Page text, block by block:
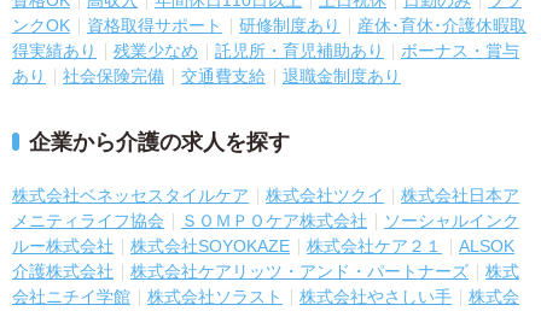
ンクOK
資格取得サポート 研修制度あり
産休･育休･介護休暇取
得実績あり
残業少なめ 託児所・育児補助あり
ボーナス・賞与
あり
社会保険完備 交通費支給 退職金制度あり
企業から介護の求人を探す
株式会社ベネッセスタイルケア 株式会社ツクイ
株式会社日本ア
メニティライフ協会
ＳＯＭＰＯケア株式会社
ソーシャルインク
ルー株式会社
株式会社SOYOKAZE 株式会社ケア２１
ALSOK
介護株式会社
株式会社ケアリッツ・アンド・パートナーズ
株式
会社ニチイ学館
株式会社ソラスト 株式会社やさしい手
株式会